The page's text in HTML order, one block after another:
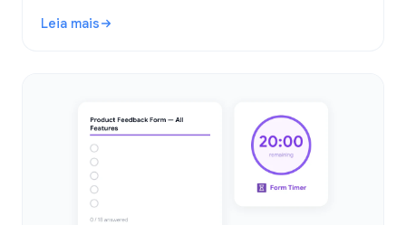
cobre recursos, preços e para quem ele é mais
Leia mais
: Análise do TasksBoard 2026: Uma maneira melhor de